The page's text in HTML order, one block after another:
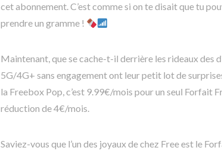
cet abonnement. C’est comme si on te disait que tu
prendre un gramme !
Maintenant, que se cache-t-il derrière les rideaux
5G/4G+ sans engagement ont leur petit lot de
la Freebox Pop, c’est 9.99€/mois pour un seul
réduction de 4€/mois.
Saviez-vous que l’un des joyaux de chez Free est le